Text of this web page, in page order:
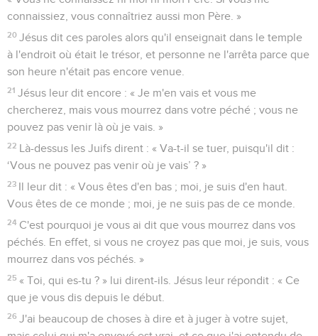
connaissiez, vous connaîtriez aussi mon Père. »
20 Jésus dit ces paroles alors qu'il enseignait dans le temple
à l'endroit où était le trésor, et personne ne l'arrêta parce que
son heure n'était pas encore venue.
21 Jésus leur dit encore : « Je m'en vais et vous me
chercherez, mais vous mourrez dans votre péché ; vous ne
pouvez pas venir là où je vais. »
22 Là-dessus les Juifs dirent : « Va-t-il se tuer, puisqu'il dit :
‘Vous ne pouvez pas venir où je vais’ ? »
23 Il leur dit : « Vous êtes d'en bas ; moi, je suis d'en haut.
Vous êtes de ce monde ; moi, je ne suis pas de ce monde.
24 C'est pourquoi je vous ai dit que vous mourrez dans vos
péchés. En effet, si vous ne croyez pas que moi, je suis, vous
mourrez dans vos péchés. »
25 « Toi, qui es-tu ? » lui dirent-ils. Jésus leur répondit : « Ce
que je vous dis depuis le début.
26 J'ai beaucoup de choses à dire et à juger à votre sujet,